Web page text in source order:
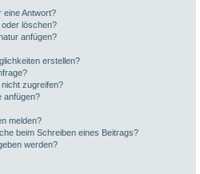
eine Antwort?
löschen?
anfügen?
erstellen?
zugreifen?
anfügen?
melden?
beim Schreiben eines Beitrags?
werden?